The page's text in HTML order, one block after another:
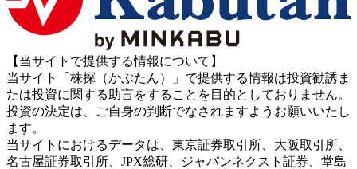
【当サイトで提供する情報について】
当サイト「株探（かぶたん）」で提供する情報は投資勧誘ま
たは投資に関する助言をすることを目的としておりません。
投資の決定は、ご自身の判断でなされますようお願いいたし
ます。
当サイトにおけるデータは、東京証券取引所、大阪取引所、
名古屋証券取引所、JPX総研、ジャパンネクスト証券、堂島